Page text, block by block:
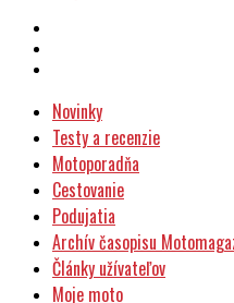
Novinky
Testy a recenzie
Motoporadňa
Cestovanie
Podujatia
Archív časopisu
Články užívateľov
Moje moto